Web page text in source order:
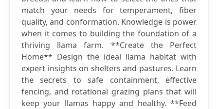
match your needs for temperament, fiber
quality, and conformation. Knowledge is power
when it comes to building the foundation of a
thriving llama farm. **Create the Perfect
Home** Design the ideal llama habitat with
expert insights on shelters and pastures. Learn
the secrets to safe containment, effective
fencing, and rotational grazing plans that will
keep your llamas happy and healthy. **Feed